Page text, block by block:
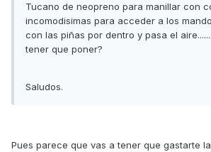
Tucano de neopreno para manillar con
incomodisimas para acceder a los
con las piñas por dentro y pasa el
tener que poner?
Saludos.
Pues parece que vas a tener que gastarte